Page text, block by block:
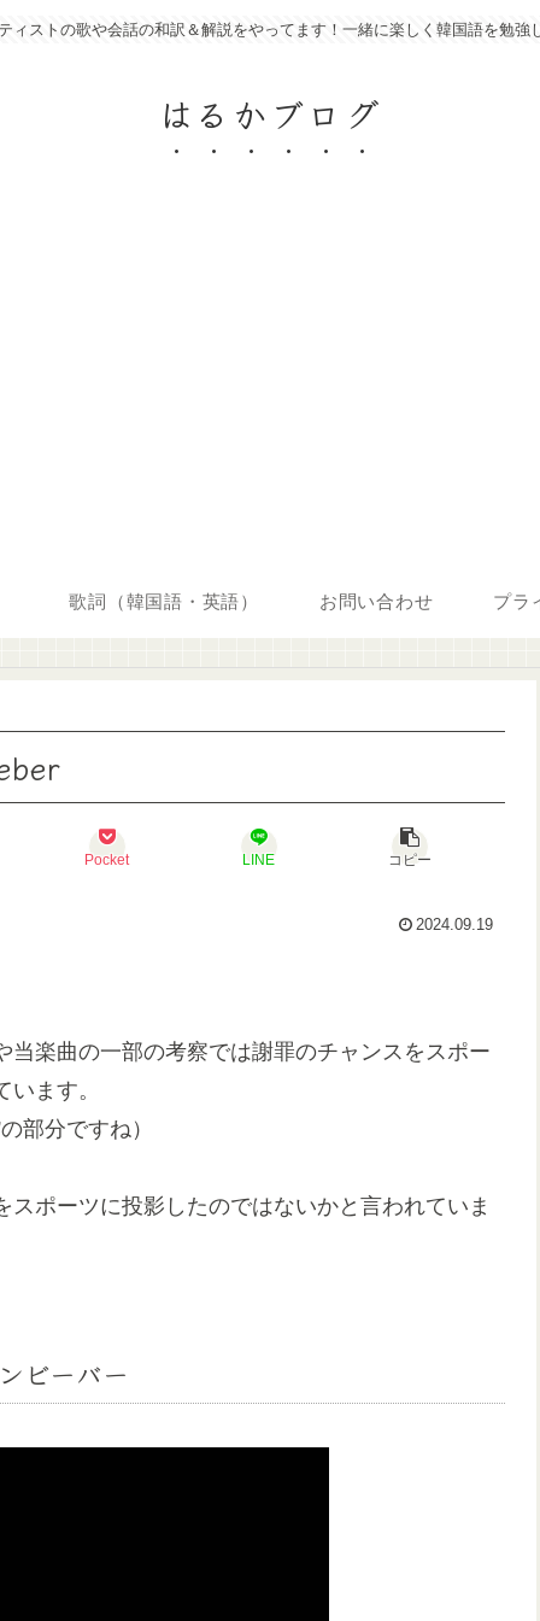
ィストの歌や会話の和訳＆解説をやってます！一緒に楽しく韓国語を勉強
はるかブログ
歌詞（韓国語・英語） お問い合わせ プラ
Pocket LINE コピー
2024.09.19
楽曲の一部の考察では謝罪のチャンスをスポー
ます。
部分ですね）
ポーツに投影したのではないかと言われていま
ビーバー